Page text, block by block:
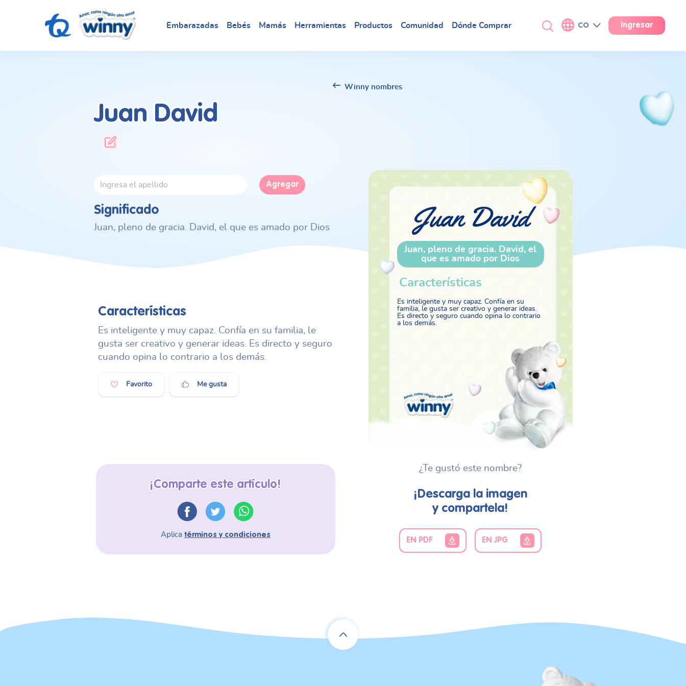
Embarazadas Bebés Mamás Herramientas Productos Comunidad Dónde Comprar CO Ingresar
Winny nombres
Juan David
Agregar
Significado
Juan, pleno de gracia. David, el que es amado por Dios
Características
Es inteligente y muy capaz. Confía en su familia, le
gusta ser creativo y generar ideas. Es directo y seguro
cuando opina lo contrario a los demás.
Favorito Me gusta
Juan David
Juan, pleno de gracia. David, el
que es amado por Dios
Características
Es inteligente y muy capaz. Confía en su
familia, le gusta ser creativo y generar ideas.
Es directo y seguro cuando opina lo contrario
a los demás.
¿Te gustó este nombre?
¡Descarga la imagen
y compartela!
EN PDF EN JPG
¡Comparte este artículo!
Aplica términos y condiciones